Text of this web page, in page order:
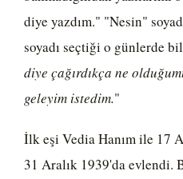
diye yazdım." "Nesin"
soyadı seçtiği o günlerde
diye çağırdıkça ne
geleyim istedim."
İlk eşi Vedia Hanım ile 17
31 Aralık 1939'da evlendi.